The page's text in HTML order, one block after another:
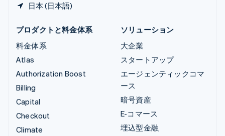
日本 (日本語)
プロダクトと料金体系
料金体系
Atlas
Authorization Boost
Billing
Capital
Checkout
Climate
ソリューション
大企業
スタートアップ
エージェンティックコマ
ース
暗号資産
E-コマース
埋込型金融